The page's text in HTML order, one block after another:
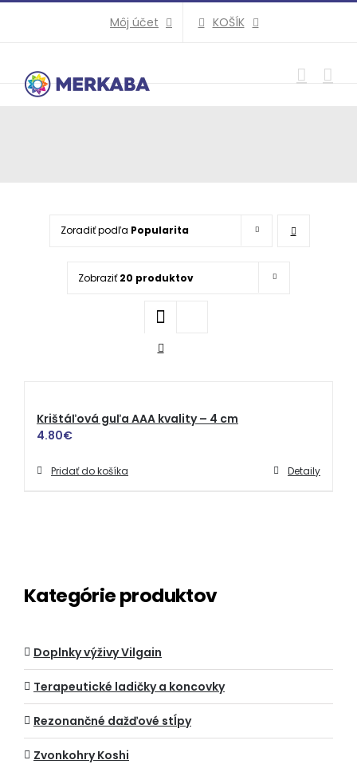
Môj účet KOŠÍK
Zoradiť podľa Popularita
Zobraziť20 produktov
Krištáľová guľa AAA kvality – 4 cm
4.80€
Pridať do košíka Detaily
Kategórie produktov
Doplnky výživy Vilgain
Terapeutické ladičky a koncovky
Rezonančné dažďové stĺpy
Zvonkohry Koshi